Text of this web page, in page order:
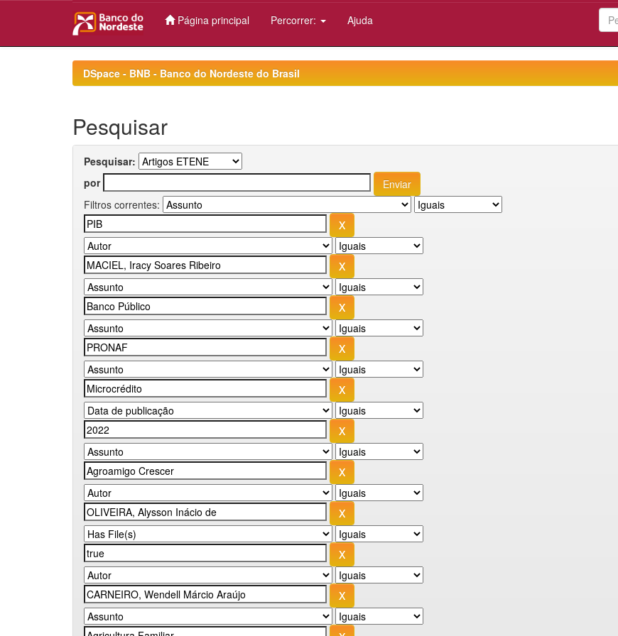
Página principal Percorrer: Ajuda
DSpace - BNB - Banco do Nordeste do Brasil
Pesquisar
Pesquisar:
por
Filtros correntes: